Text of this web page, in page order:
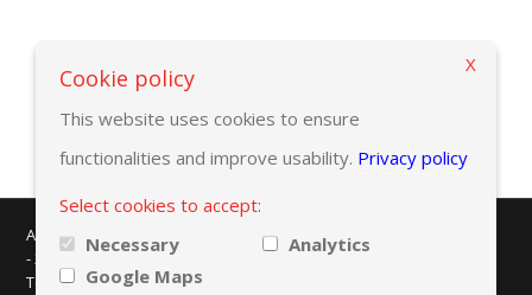
Back to selection criteria
AMAPLAST - Centro Direzionale Milanofiori - Strada 1 - Palazzo F/3
- 20057 Assago (MI)
Tel. +39 02 8228371 - e-mail:
Cookie policy
This website uses cookies to ensure
functionalities and improve usability. Privacy policy
Select cookies to accept:
Necessary
Analytics
Google Maps
X